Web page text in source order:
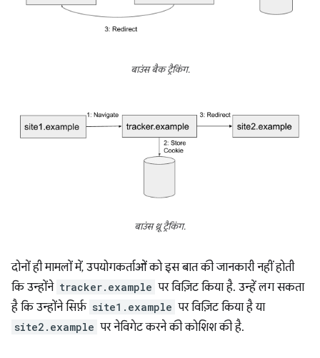
बाउंस बैक ट्रैकिंग.
बाउंस थ्रू ट्रैकिंग.
दोनों ही मामलों में, उपयोगकर्ताओं को इस बात की जानकारी नहीं होती
कि उन्होंने tracker.example पर विज़िट किया है. उन्हें लग सकता
है कि उन्होंने सिर्फ़ site1.example पर विज़िट किया है या
site2.example पर नेविगेट करने की कोशिश की है.